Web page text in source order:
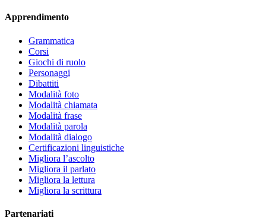
Apprendimento
Grammatica
Corsi
Giochi di ruolo
Personaggi
Dibattiti
Modalità foto
Modalità chiamata
Modalità frase
Modalità parola
Modalità dialogo
Certificazioni linguistiche
Migliora l’ascolto
Migliora il parlato
Migliora la lettura
Migliora la scrittura
Partenariati